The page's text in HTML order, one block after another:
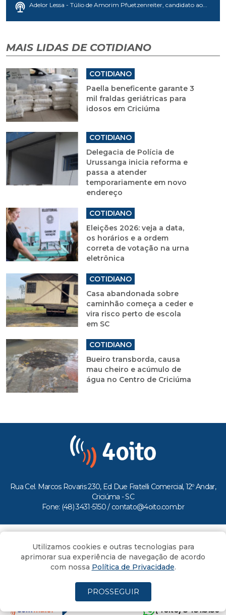
Adelor Lessa - Túlio de Amorim Pfuetzenreiter, candidato ao...
MAIS LIDAS DE COTIDIANO
COTIDIANO
Paella beneficente garante 3
mil fraldas geriátricas para
idosos em Criciúma
COTIDIANO
Delegacia de Polícia de
Urussanga inicia reforma e
passa a atender
temporariamente em novo
endereço
COTIDIANO
Eleições 2026: veja a data,
os horários e a ordem
correta de votação na urna
eletrônica
COTIDIANO
Casa abandonada sobre
caminhão começa a ceder e
vira risco perto de escola
em SC
COTIDIANO
Bueiro transborda, causa
mau cheiro e acúmulo de
água no Centro de Criciúma
Rua Cel. Marcos Rovaris 230, Ed Due Fratelli Comercial, 12º Andar,
Criciúma - SC
Fone: (48) 3431-5150 / contato@4oito.com.br
Todos os direitos reservados ao Portal 4oito
(4oito) 3431.5150
Utilizamos cookies e outras tecnologias para
aprimorar sua experiência de navegação de acordo
com nossa Política de Privacidade.
PROSSEGUIR